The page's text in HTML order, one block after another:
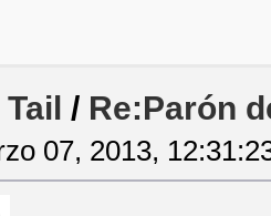
/ Re:Parón
07, 2013,